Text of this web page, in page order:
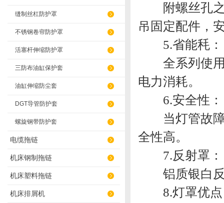
缝制丝杠防护罩
不锈钢卷帘防护罩
活塞杆伸缩防护罩
三防布油缸保护套
油缸伸缩防尘套
DGT导管防护套
螺旋钢带防护套
电缆拖链
机床钢制拖链
机床塑料拖链
机床排屑机
附螺丝孔之
吊固定配件，
5.省能秏：
全系列使用
电力消耗。
6.安全性：
当灯管故障
全性高。
7.反射罩：
铝质银白反
8.灯罩优点